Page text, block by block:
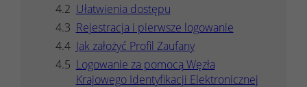
Ułatwienia dostępu
Rejestracja i pierwsze logowanie
Jak założyć Profil Zaufany
Logowanie za pomocą Węzła
Krajowego Identyfikacji Elektronicznej